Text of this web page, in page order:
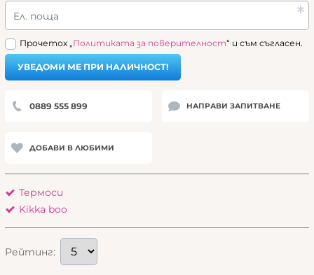
Ел. поща
Прочетох „Политиката за поверителност“ и съм съгласен.
УВЕДОМИ МЕ ПРИ НАЛИЧНОСТ!
0889 555 899 НАПРАВИ ЗАПИТВАНЕ
ДОБАВИ В ЛЮБИМИ
Термоси
Kikka boo
Рейтинг: